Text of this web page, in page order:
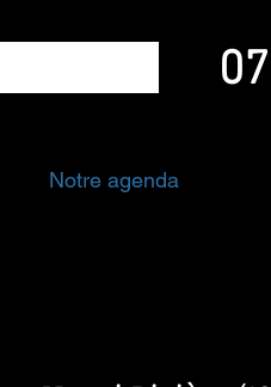
Notre agenda